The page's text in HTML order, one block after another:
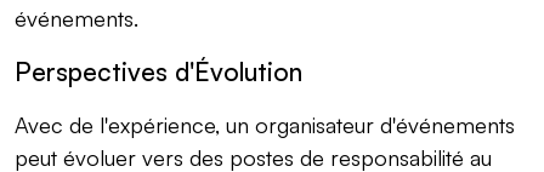
événements.
Perspectives d'Évolution
Avec de l'expérience, un organisateur d'événements
peut évoluer vers des postes de responsabilité au